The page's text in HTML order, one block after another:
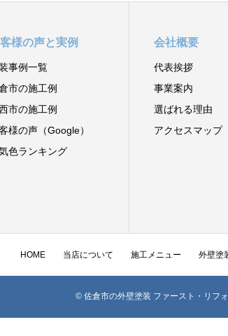
様の声と実例
事例一覧
市の施工例
市の施工例
様の声（Google）
色ランキング
会社概要
代表挨拶
事業案内
選ばれる理由
アクセスマップ
HOME 当店について 施工メニュー 外壁塗
© 佐倉市の外壁塗装 ファースト・リフ